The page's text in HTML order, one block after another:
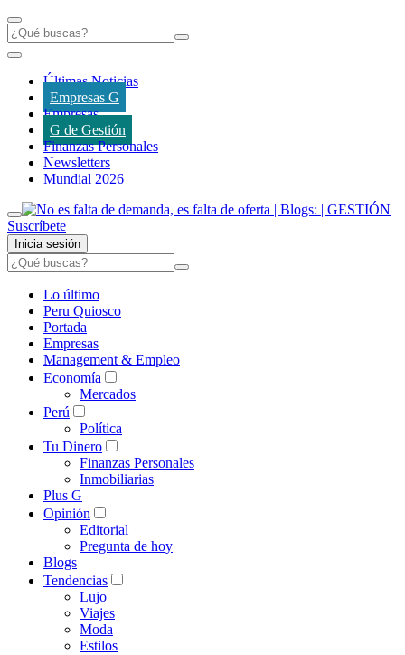
Últimas Noticias
Empresas G
Empresas
G de Gestión
Finanzas Personales
Newsletters
Mundial 2026
Suscríbete
Inicia sesión
Lo último
Peru Quiosco
Portada
Empresas
Management & Empleo
Economía
Mercados
Perú
Política
Tu Dinero
Finanzas Personales
Inmobiliarias
Plus G
Opinión
Editorial
Pregunta de hoy
Blogs
Tendencias
Lujo
Viajes
Moda
Estilos